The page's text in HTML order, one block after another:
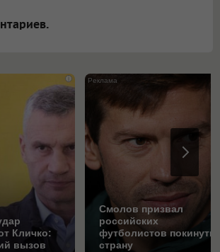
i
Кличко:
вызов
Смолов призвал
российских
футболистов покинуть
страну